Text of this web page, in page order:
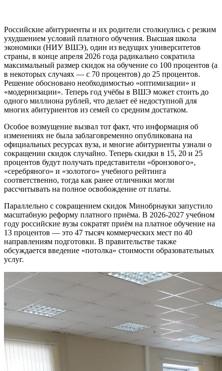
Российские абитуриенты и их родители столкнулись с резким
ухудшением условий платного обучения. Высшая школа
экономики (НИУ ВШЭ), один из ведущих университетов
страны, в конце апреля 2026 года радикально сократила
максимальный размер скидок на обучение со 100 процентов (а
в некоторых случаях — с 70 процентов) до 25 процентов.
Решение обосновано необходимостью «оптимизации» и
«модернизации». Теперь год учёбы в ВШЭ может стоить до
одного миллиона рублей, что делает её недоступной для
многих абитуриентов из семей со средним достатком.
Особое возмущение вызвал тот факт, что информация об
изменениях не была заблаговременно опубликована на
официальных ресурсах вуза, и многие абитуриенты узнали о
сокращении скидок случайно. Теперь скидки в 15, 20 и 25
процентов будут получать представители «бронзового»,
«серебряного» и «золотого» учебного рейтинга
соответственно, тогда как ранее отличники могли
рассчитывать на полное освобождение от платы.
Параллельно с сокращением скидок Минобрнауки запустило
масштабную реформу платного приёма. В 2026-2027 учебном
году российские вузы сократят приём на платное обучение на
13 процентов — это 47 тысяч коммерческих мест по 40
направлениям подготовки. В правительстве также
обсуждается введение «потолка» стоимости образовательных
услуг.